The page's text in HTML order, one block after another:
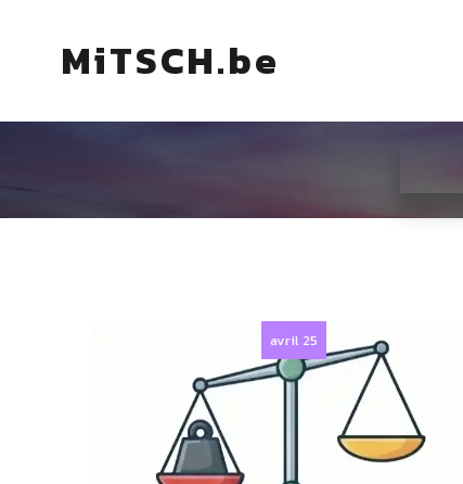
MiTSCH.be
avril 25